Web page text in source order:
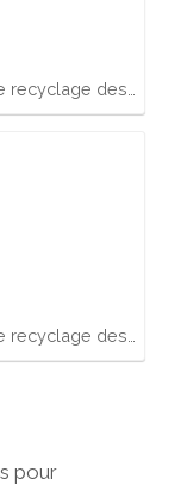
recyclage des…
recyclage des…
pour